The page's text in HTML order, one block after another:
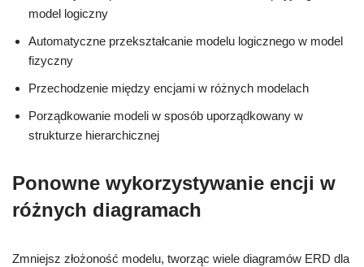
model logiczny
Automatyczne przekształcanie modelu logicznego w model
fizyczny
Przechodzenie między encjami w różnych modelach
Porządkowanie modeli w sposób uporządkowany w
strukturze hierarchicznej
Ponowne wykorzystywanie encji w
różnych diagramach
Zmniejsz złożoność modelu, tworząc wiele diagramów ERD dla